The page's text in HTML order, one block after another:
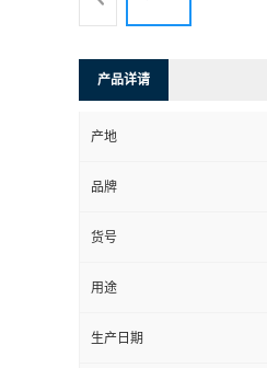
产品详请
产地
品牌
货号
用途
生产日期